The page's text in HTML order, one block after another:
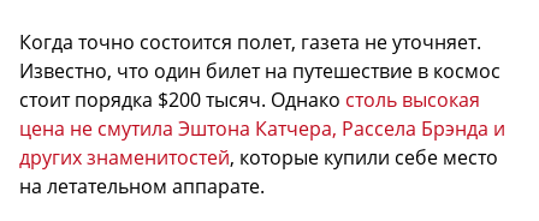
Когда точно состоится полет, газета не уточняет.
Известно, что один билет на путешествие в космос
стоит порядка $200 тысяч. Однако столь высокая
цена не смутила Эштона Катчера, Рассела Брэнда и
других знаменитостей, которые купили себе место
на летательном аппарате.